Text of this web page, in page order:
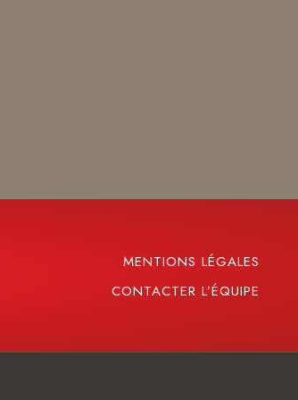
MENTIONS LÉGALES
CONTACTER L’ÉQUIPE